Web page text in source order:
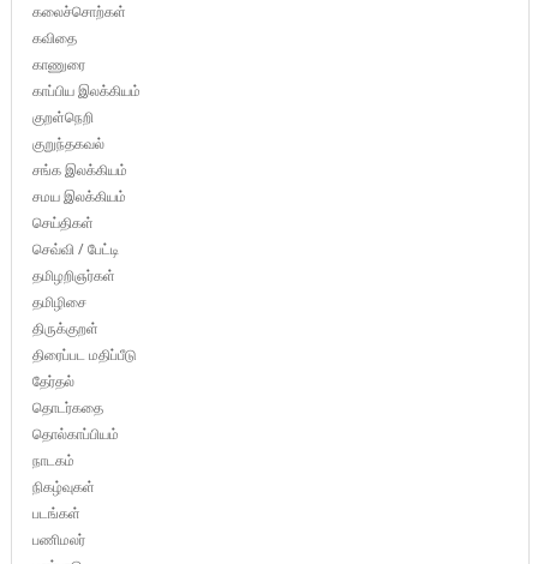
கலைச்சொற்கள்
கவிதை
காணுரை
காப்பிய இலக்கியம்
குறள்நெறி
குறுந்தகவல்
சங்க இலக்கியம்
சமய இலக்கியம்
செய்திகள்
செவ்வி / பேட்டி
தமிழறிஞர்கள்
தமிழிசை
திருக்குறள்
திரைப்பட மதிப்பீடு
தேர்தல்
தொடர்கதை
தொல்காப்பியம்
நாடகம்
நிகழ்வுகள்
படங்கள்
பணிமலர்